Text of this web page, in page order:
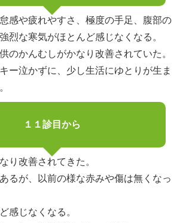
感や疲れやすさ、極度の手足、腹部の
烈な寒気がほとんど感じなくなる。
のかんむしがかなり改善されていた。
ー泣かずに、少し生活にゆとりが生ま
１１診目から
り改善されてきた。
るが、以前の様な赤みや傷は無くなっ
感じなくなる。